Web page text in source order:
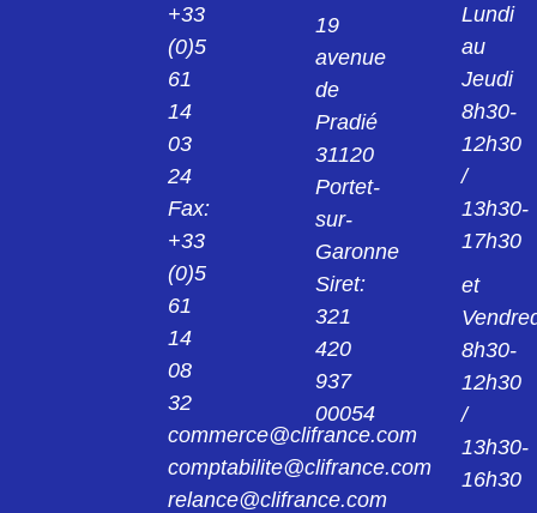
+33
(0)5
61
14
03
24
Fax:
+33
(0)5
61
14
08
32
commerce@clifrance.com
comptabilite@clifrance.com
relance@clifrance.com
19
avenue
de
Pradié
31120
Portet-
sur-
Garonne
Siret:
321
420
937
00054
Lundi
au
Jeudi
8h30-
12h30
/
13h30-
17h30
et
8h30-
12h30
/
13h30-
16h30